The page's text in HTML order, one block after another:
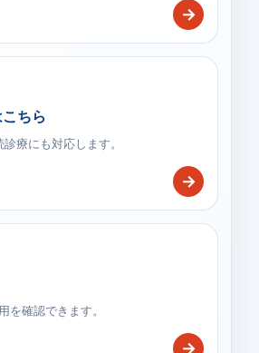
→
ちら
療にも対応します。
→
を確認できます。
→